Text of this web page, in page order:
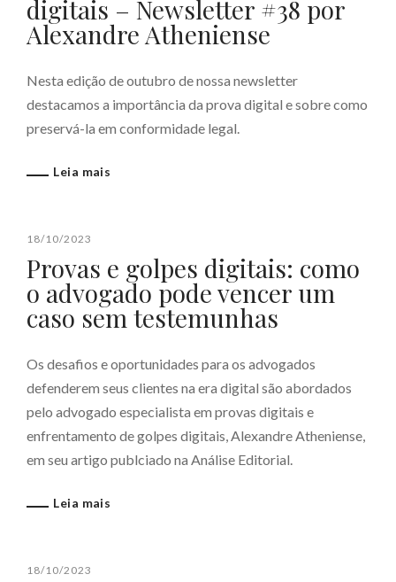
digitais – Newsletter #38 por
Alexandre Atheniense
Nesta edição de outubro de nossa newsletter
destacamos a importância da prova digital e sobre como
preservá-la em conformidade legal.
Leia mais
18/10/2023
Provas e golpes digitais: como
o advogado pode vencer um
caso sem testemunhas
Os desafios e oportunidades para os advogados
defenderem seus clientes na era digital são abordados
pelo advogado especialista em provas digitais e
enfrentamento de golpes digitais, Alexandre Atheniense,
em seu artigo publciado na Análise Editorial.
Leia mais
18/10/2023